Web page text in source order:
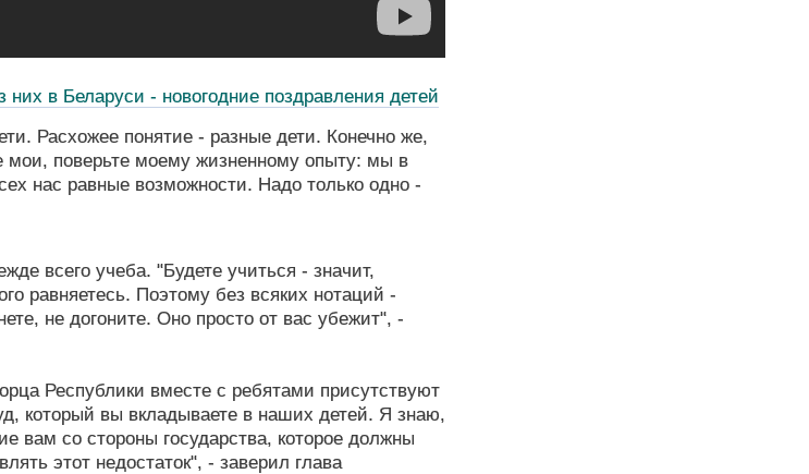
в Беларуси - новогодние поздравления детей
Расхожее понятие - разные дети. Конечно же,
поверьте моему жизненному опыту: мы в
нас равные возможности. Надо только одно -
всего учеба. "Будете учиться - значит,
равняетесь. Поэтому без всяких нотаций -
не догоните. Оно просто от вас убежит", -
Республики вместе с ребятами присутствуют
который вы вкладываете в наших детей. Я знаю,
вам со стороны государства, которое должны
этот недостаток", - заверил глава